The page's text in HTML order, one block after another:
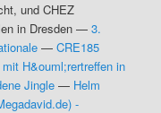
und CHEZ
in Dresden —3.
—CRE185
mit H&ouml;rertreffen in
Jingle — Helm
-